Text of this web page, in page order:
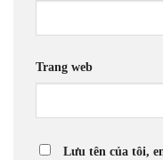
Trang web
Lưu tên của tôi,